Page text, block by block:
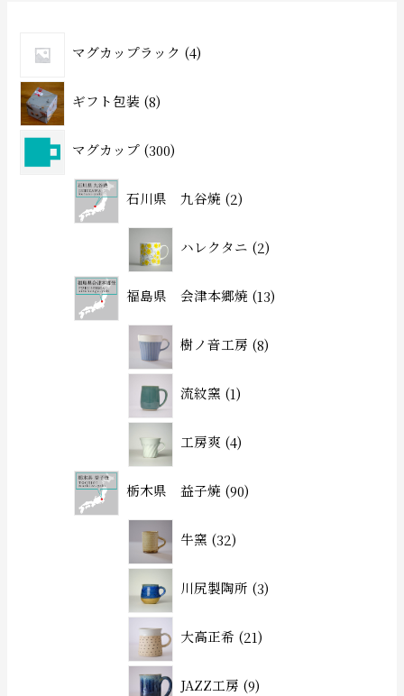
マグカップラック 4
ギフト包装 8
マグカップ 300
石川県 九谷焼 2
ハレクタニ 2
福島県 会津本郷焼 13
樹ノ音工房 8
流紋窯 1
工房爽 4
栃木県 益子焼 90
牛窯 32
川尻製陶所 3
大高正希 21
JAZZ工房 9